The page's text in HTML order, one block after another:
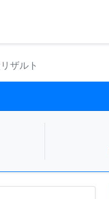
ザルト